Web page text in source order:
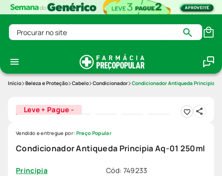
Procurar no site
Beleza e Proteção Cabelo Condicionador Condicionador Antiqueda Principia
Leve + Pague -
Condicionador Antiqueda Principia Aq-01 250ml
Principia Cód: 749233
Vendido e entregue por: Preço Popular